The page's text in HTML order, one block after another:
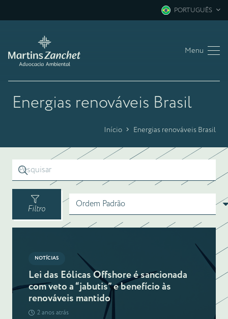
PORTUGUÊS
Menu
Energias renováveis Brasil
Início Energias renováveis Brasil
Filtro
NOTÍCIAS
Lei das Eólicas Offshore é sancionada
com veto a “jabutis” e benefício às
renováveis mantido
2 anos atrás